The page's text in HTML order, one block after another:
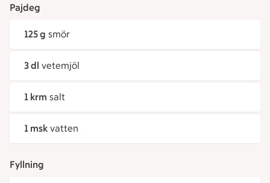
Pajdeg
125 g smör
3 dl vetemjöl
1 krm salt
1 msk vatten
Fyllning